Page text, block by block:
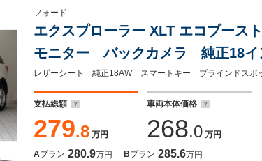
フォード
エクスプローラー XLT エコブース
モニター バックカメラ 純正18
2WD レザーシート
支払総額
279.8 万円
車両本体価格
268.0 万円
Aプラン 280.9万円 Bプラン 285.6万円